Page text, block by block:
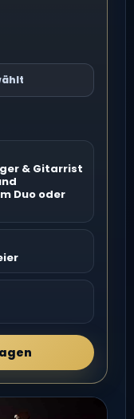
& Gitarrist
Duo oder